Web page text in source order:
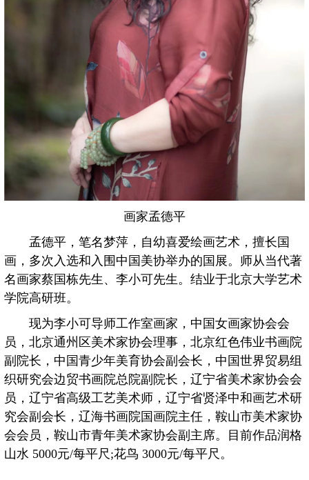
画家孟德平
孟德平，笔名梦萍，自幼喜爱绘画艺术，擅长国
画，多次入选和入围中国美协举办的国展。师从当代著
名画家蔡国栋先生、李小可先生。结业于北京大学艺术
学院高研班。
现为李小可导师工作室画家，中国女画家协会会
员，北京通州区美术家协会理事，北京红色伟业书画院
副院长，中国青少年美育协会副会长，中国世界贸易组
织研究会边贸书画院总院副院长，辽宁省美术家协会会
员，辽宁省高级工艺美术师，辽宁省贤泽中和画艺术研
究会副会长，辽海书画院国画院主任，鞍山市美术家协
会会员，鞍山市青年美术家协会副主席。目前作品润格
山水 5000元/每平尺;花鸟 3000元/每平尺。